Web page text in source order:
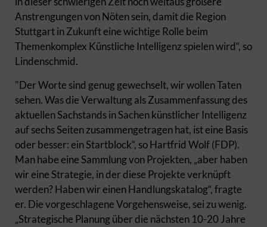
Anstrengungen von Nöten sein, damit die Region
Stuttgart in Zukunft eine wichtige Rolle beim
Themenkomplex Künstliche Intelligenz spielen wird“, so
Lindenschmid.
"Der Worte sind genug gewechselt, wir wollen Taten
sehen. Was die Verwaltung als Zusammenfassung des
aktuellen Sachstands in Sachen künstlicher Intelligenz
auf sechs Seiten zusammengetragen hat, ist eine Basis
oder besser: ein Startblock“, so Hartfrid Wolf (FDP).
Man habe eine Sammlung von Projekten, „aber haben
wir eine Strategie, in der diese Projekte verknüpft
werden? Haben wir einen Handlungskatalog“, fragte
er. Die vorgeschlagene Vorgehensweise, sei zu wenig.
„Strategische Planung über die nächsten 10-20 Jahre